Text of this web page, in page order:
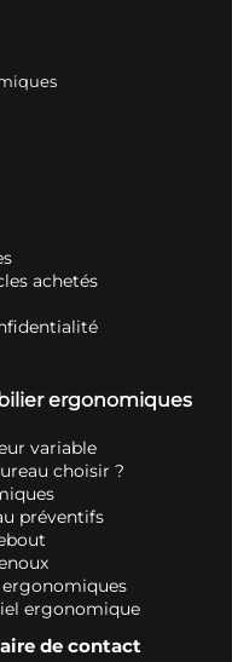
achetés
ergonomiques
variable
choisir ?
préventifs
ergonomique
de contact